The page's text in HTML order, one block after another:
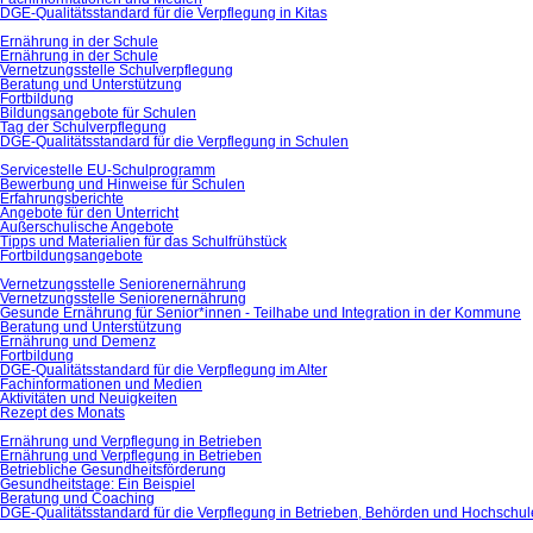
DGE-Qualitätsstandard für die Verpflegung in Kitas
Ernährung in der Schule
Ernährung in der Schule
Vernetzungsstelle Schulverpflegung
Beratung und Unterstützung
Fortbildung
Bildungsangebote für Schulen
Tag der Schulverpflegung
DGE-Qualitätsstandard für die Verpflegung in Schulen
Servicestelle EU-Schulprogramm
Bewerbung und Hinweise für Schulen
Erfahrungsberichte
Angebote für den Unterricht
Außerschulische Angebote
Tipps und Materialien für das Schulfrühstück
Fortbildungsangebote
Vernetzungsstelle Seniorenernährung
Vernetzungsstelle Seniorenernährung
Gesunde Ernährung für Senior*innen - Teilhabe und Integration in der Kommune
Beratung und Unterstützung
Ernährung und Demenz
Fortbildung
DGE-Qualitätsstandard für die Verpflegung im Alter
Fachinformationen und Medien
Aktivitäten und Neuigkeiten
Rezept des Monats
Ernährung und Verpflegung in Betrieben
Ernährung und Verpflegung in Betrieben
Betriebliche Gesundheitsförderung
Gesundheitstage: Ein Beispiel
Beratung und Coaching
DGE-Qualitätsstandard für die Verpflegung in Betrieben, Behörden und